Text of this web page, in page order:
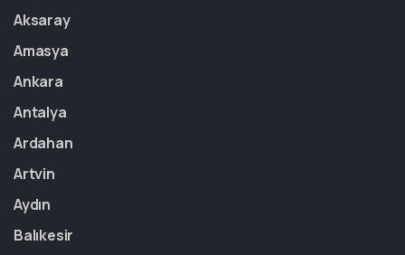
Aksaray
Amasya
Ankara
Antalya
Ardahan
Artvin
Aydın
Balıkesir